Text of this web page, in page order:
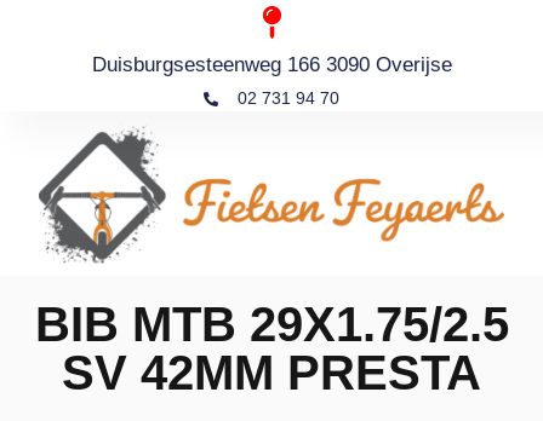
Duisburgsesteenweg 166 3090 Overijse
02 731 94 70
BIB MTB 29X1.75/2.5
SV 42MM PRESTA